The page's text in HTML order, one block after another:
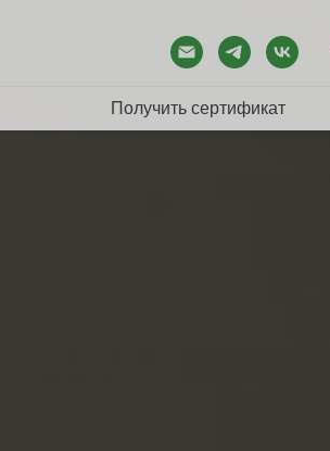
Получить сертификат